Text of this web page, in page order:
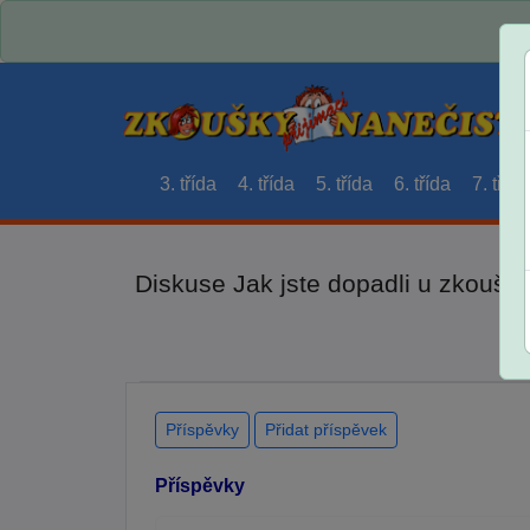
3. třída 4. třída 5. třída 6. třída 7. třída
Diskuse Jak jste dopadli u
Příspěvky Přidat příspěvek
Příspěvky